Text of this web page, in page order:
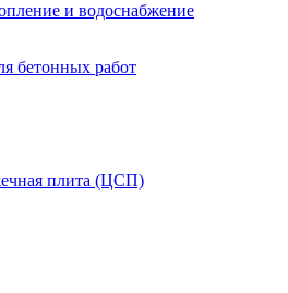
и водоснабжение
бетонных работ
плита (ЦСП)